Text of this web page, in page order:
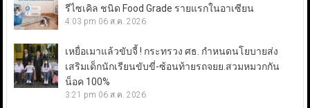
รีไซเคิล ชนิด Food Grade รายแรกในอาเซียน
4:03 pm 06 ส.ค. 2026
เหยื่อเมาแล้วขับจี้ ! กระทรวง ศธ. กำหนดนโยบายส่ง
เสริมเด็กนักเรียนขับขี่-ซ้อนท้ายรถจยย.สวมหมวกกัน
น็อค 100%
3:21 pm 06 ส.ค. 2026